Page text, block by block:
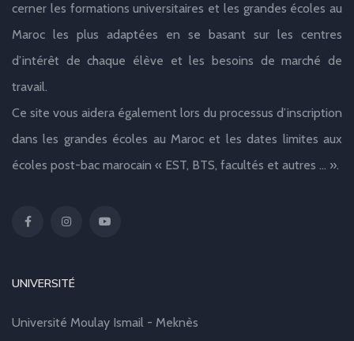
cerner les formations universitaires et les grandes écoles au
Maroc les plus adaptées en se basant sur les centres
d’intérêt de chaque élève et les besoins de marché de
travail.
Ce site vous aidera également lors du processus d’inscription
dans les grandes écoles au Maroc et les dates limites aux
écoles post-bac marocain « EST, BTS, facultés et autres … ».
UNIVERSITÉ
Université Moulay Ismail - Meknès